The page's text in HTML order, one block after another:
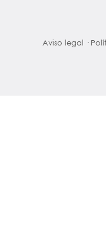
Aviso legal ·